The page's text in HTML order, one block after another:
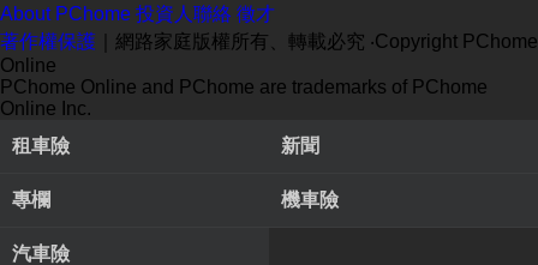
About PChome 投資人聯絡 徵才
著作權保護 ｜網路家庭版權所有、轉載必究 ‧Copyright PChome
Online
PChome Online and PChome are trademarks of PChome
Online Inc.
租車險
新聞
專欄 機車險
汽車險